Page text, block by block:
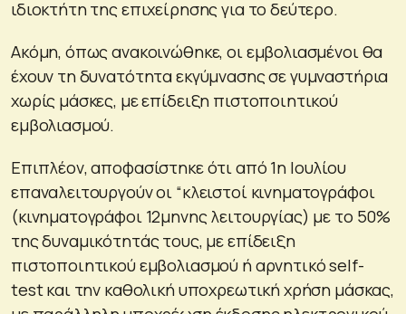
ιδιοκτήτη της επιχείρησης για το δεύτερο.
Ακόμη, όπως ανακοινώθηκε, οι εμβολιασμένοι θα
έχουν τη δυνατότητα εκγύμνασης σε γυμναστήρια
χωρίς μάσκες, με επίδειξη πιστοποιητικού
εμβολιασμού.
Επιπλέον, αποφασίστηκε ότι από 1η Ιουλίου
επαναλειτουργούν οι “κλειστοί κινηματογράφοι
(κινηματογράφοι 12μηνης λειτουργίας) με το 50%
της δυναμικότητάς τους, με επίδειξη
πιστοποιητικού εμβολιασμού ή αρνητικό self-
test και την καθολική υποχρεωτική χρήση μάσκας,